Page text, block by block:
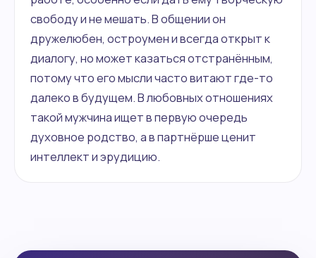
свободу и не мешать. В общении он
дружелюбен, остроумен и всегда открыт к
диалогу, но может казаться отстранённым,
потому что его мысли часто витают где-то
далеко в будущем. В любовных отношениях
такой мужчина ищет в первую очередь
духовное родство, а в партнёрше ценит
интеллект и эрудицию.